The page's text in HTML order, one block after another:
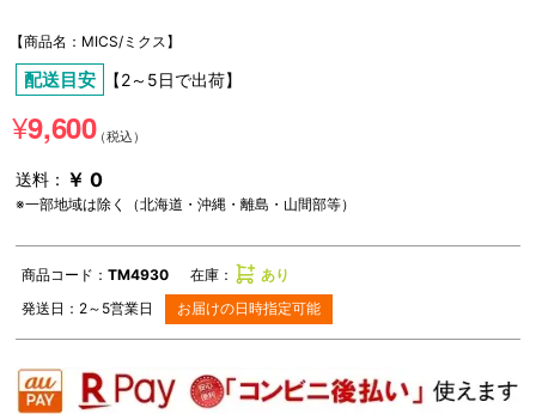
【商品名：MICS/ミクス】
配送目安 【2～5日で出荷】
¥9,600
送料： ￥ 0
※一部地域は除く（北海道・沖縄・離島・山間部等）
商品コード：TM4930 在庫：
あり
発送日： 2～5営業日 お届けの日時指定可能